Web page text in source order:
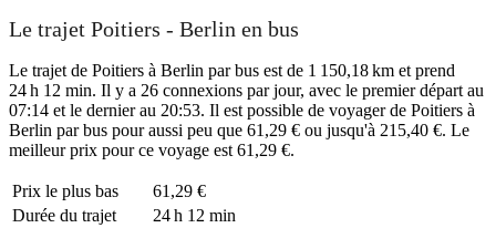
Le trajet Poitiers - Berlin en bus
Le trajet de Poitiers à Berlin par bus est de 1 150,18 km et prend
24 h 12 min. Il y a 26 connexions par jour, avec le premier départ au
07:14 et le dernier au 20:53. Il est possible de voyager de Poitiers à
Berlin par bus pour aussi peu que 61,29 € ou jusqu'à 215,40 €. Le
meilleur prix pour ce voyage est 61,29 €.
Prix ​​le plus bas
61,29 €
Durée du trajet
24 h 12 min